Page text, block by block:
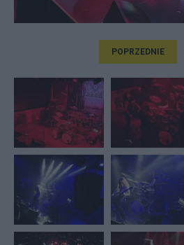
POPRZEDNIE